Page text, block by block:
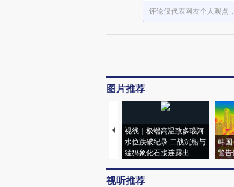
评论仅代表网友个人观点
图片推荐
视线｜极端高温致多瑙河
水位跌破纪录 二战沉船与
猛犸象化石接连露出
韩国
警告
视听推荐